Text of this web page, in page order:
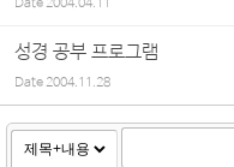
Date2004.04.11
성경 공부 프로그램
Date2004.11.28